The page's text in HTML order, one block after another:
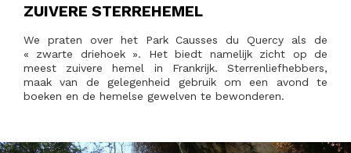
ZUIVERE STERREHEMEL
We praten over het Park Causses du Quercy als de
« zwarte driehoek ». Het biedt namelijk zicht op de
meest zuivere hemel in Frankrijk. Sterrenliefhebbers,
maak van de gelegenheid gebruik om een avond te
boeken en de hemelse gewelven te bewonderen.